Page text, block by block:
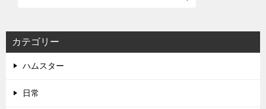
カテゴリー
ハムスター
日常